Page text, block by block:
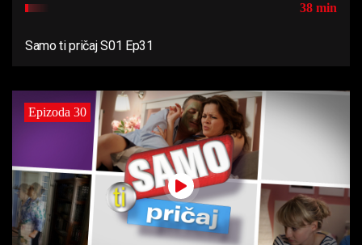
38 min
Samo ti pričaj S01 Ep31
Epizoda 30